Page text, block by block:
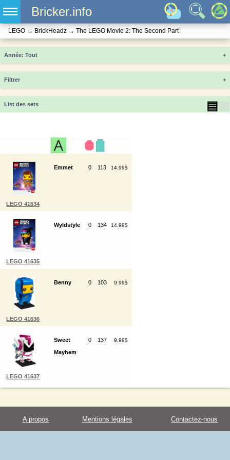
Bricker.info
LEGO → BrickHeadz → The LEGO Movie 2: The Second Part
Année +
Filtrer +
List des sets ▤
LEGO 41634
Emmet 0 113 14.99$
LEGO 41635
Wyldstyle 0 134 14.99$
LEGO 41636
Benny 0 103 9.99$
LEGO 41637
Sweet
Mayhem
0 137 9.99$
A propos Mentions légales Contactez-nous